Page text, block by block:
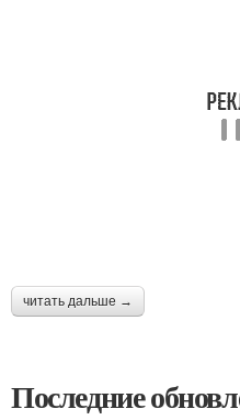
читать дальше →
Последние